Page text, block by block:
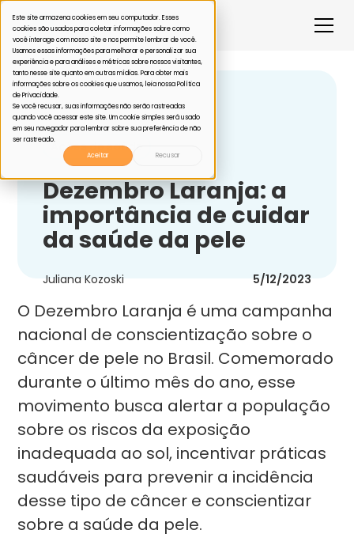
Este site armazena cookies em seu computador. Esses
cookies são usados para coletar informações sobre como
você interage com nosso site e nos permite lembrar de você.
Usamos essas informações para melhorar e personalizar sua
experiência e para análises e métricas sobre nossos visitantes,
tanto nesse site quanto em outras mídias. Para obter mais
informações sobre os cookies que usamos, leia nossa Política
de Privacidade.
Se você recusar, suas informações não serão rastreadas
quando você acessar este site. Um cookie simples será usado
em seu navegador para lembrar sobre sua preferência de não
ser rastreado.
Aceitar
Recusar
Voltar
Ações de saúde
Dezembro Laranja: a
importância de cuidar
da saúde da pele
Juliana Kozoski 5/12/2023
O Dezembro Laranja é uma campanha
nacional de conscientização sobre o
câncer de pele no Brasil. Comemorado
durante o último mês do ano, esse
movimento busca alertar a população
sobre os riscos da exposição
inadequada ao sol, incentivar práticas
saudáveis para prevenir a incidência
desse tipo de câncer e conscientizar
sobre a saúde da pele.